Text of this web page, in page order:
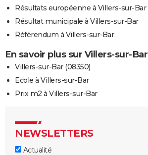
Résultats européenne à Villers-sur-Bar
Résultat municipale à Villers-sur-Bar
Référendum à Villers-sur-Bar
En savoir plus sur Villers-sur-Bar
Villers-sur-Bar (08350)
Ecole à Villers-sur-Bar
Prix m2 à Villers-sur-Bar
NEWSLETTERS
Actualité